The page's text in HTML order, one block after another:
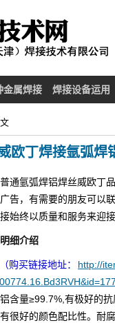
金属焊接 焊接设备运用
欧丁焊接氩弧焊
通氩弧焊铝焊丝威欧丁
告，有需要的朋友可以
始终以质量和服务来迎接
细介绍
购买链接地址：
http://
含量≥99.7%,有极好的
很好的颜色配比性。耐腐